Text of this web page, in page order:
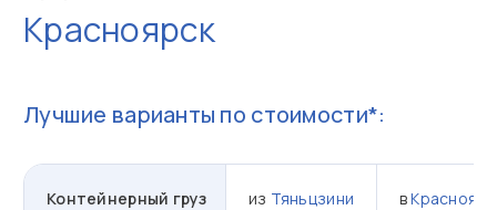
Красноярск
Лучшие варианты по стоимости*:
Контейнерный груз из Тяньцзини в